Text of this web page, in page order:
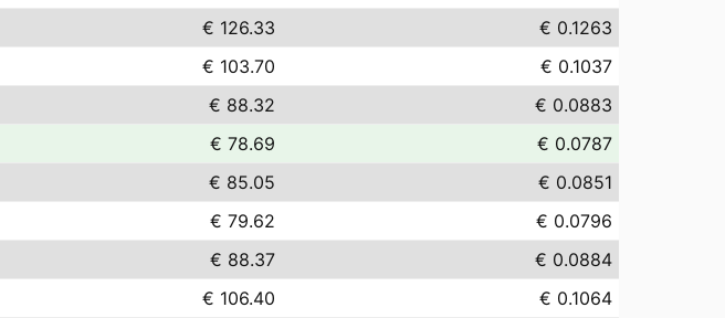
€ 126.33
€ 0.1263
€ 103.70
€ 0.1037
€ 88.32
€ 0.0883
€ 78.69
€ 0.0787
€ 85.05
€ 0.0851
€ 79.62
€ 0.0796
€ 88.37
€ 0.0884
€ 106.40
€ 0.1064